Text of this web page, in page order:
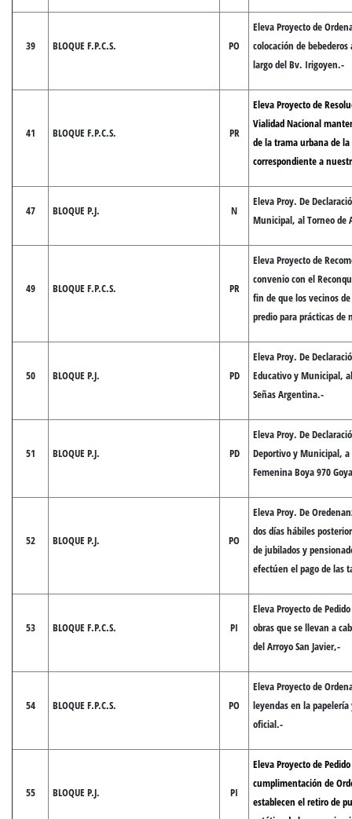
39 BLOQUE F.P.C.S. PO
Eleva Proyecto de
colocación de
largo del Bv. Irigoyen.-
41 BLOQUE F.P.C.S. PR
Eleva Proyecto de
Vialidad Nacional
de la trama urbana de la
correspondiente a
47 BLOQUE P.J. N
Eleva Proy. De
Municipal, al Torneo de
49 BLOQUE F.P.C.S. PR
Eleva Proyecto de
convenio con el
fin de que los vecinos
predio para prácticas de
50 BLOQUE P.J. PD
Eleva Proy. De
Educativo y Municipal,
Señas Argentina.-
51 BLOQUE P.J. PD
Eleva Proy. De
Deportivo y Municipal, a
Femenina Boya 970
52 BLOQUE P.J. PO
Eleva Proy. De
dos días hábiles
de jubilados y
efectúen el pago de las
53 BLOQUE F.P.C.S. PI
Eleva Proyecto de
obras que se llevan a
del Arroyo San Javier,-
54 BLOQUE F.P.C.S. PO
Eleva Proyecto de
leyendas en la
oficial.-
55 BLOQUE P.J. PI
Eleva Proyecto de
cumplimentación de
establecen el retiro de